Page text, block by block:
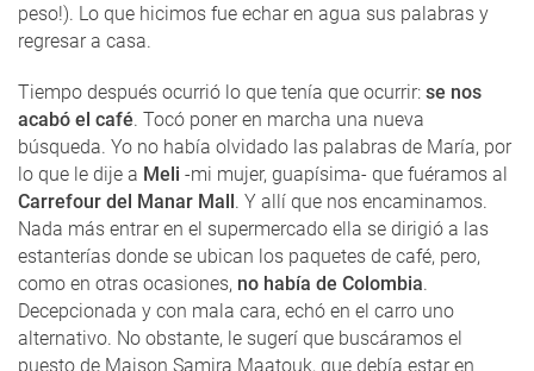
peso!). Lo que hicimos fue echar en agua sus palabras y
regresar a casa.
Tiempo después ocurrió lo que tenía que ocurrir: se nos
acabó el café. Tocó poner en marcha una nueva
búsqueda. Yo no había olvidado las palabras de María, por
lo que le dije a Meli -mi mujer, guapísima- que fuéramos al
Carrefour del Manar Mall . Y allí que nos encaminamos.
Nada más entrar en el supermercado ella se dirigió a las
estanterías donde se ubican los paquetes de café, pero,
como en otras ocasiones, no había de Colombia.
Decepcionada y con mala cara, echó en el carro uno
alternativo. No obstante, le sugerí que buscáramos el
puesto de Maison Samira Maatouk, que debía estar en